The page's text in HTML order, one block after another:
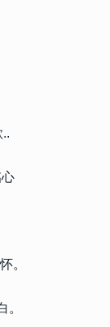
。